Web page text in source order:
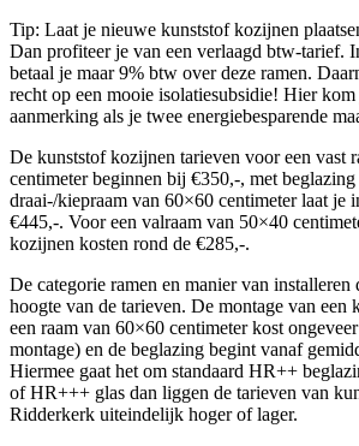
Tip: Laat je nieuwe kunststof kozijnen
Dan profiteer je van een verlaagd btw-tarief.
betaal je maar 9% btw over deze ramen.
recht op een mooie isolatiesubsidie! Hier
aanmerking als je twee energiebesparende
De kunststof kozijnen tarieven voor een vast
centimeter beginnen bij €350,-, met beglazing
draai-/kiepraam van 60×60 centimeter laat je
€445,-. Voor een valraam van 50×40
kozijnen kosten rond de €285,-.
De categorie ramen en manier van installeren
hoogte van de tarieven. De montage van een
een raam van 60×60 centimeter kost
montage) en de beglazing begint vanaf
Hiermee gaat het om standaard HR++
of HR+++ glas dan liggen de tarieven van
Ridderkerk uiteindelijk hoger of lager.